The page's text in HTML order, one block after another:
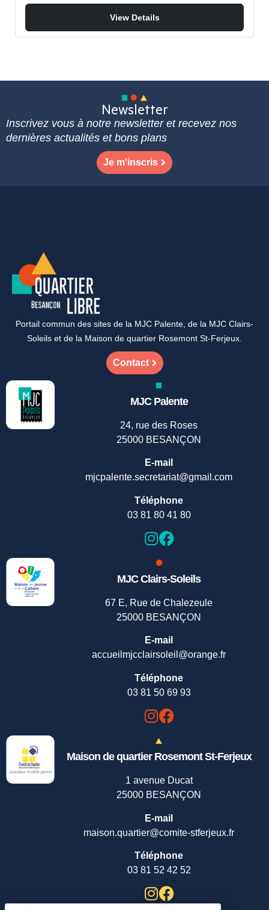
View Details
Newsletter
Inscrivez vous à notre newsletter et recevez nos
dernières actualités et bons plans
Je m'inscris
Portail commun des sites de la MJC Palente, de la MJC Clairs-
Soleils et de la Maison de quartier Rosemont St-Ferjeux.
Contact
MJC Palente
24, rue des Roses
25000 BESANÇON
E-mail
mjcpalente.secretariat@gmail.com
Téléphone
03 81 80 41 80
MJC Clairs-Soleils
67 E, Rue de Chalezeule
25000 BESANÇON
E-mail
accueilmjcclairsoleil@orange.fr
Téléphone
03 81 50 69 93
Maison de quartier Rosemont St-Ferjeux
1 avenue Ducat
25000 BESANÇON
E-mail
maison.quartier@comite-stferjeux.fr
Téléphone
03 81 52 42 52